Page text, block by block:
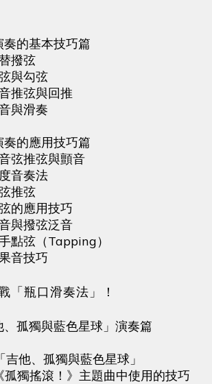
的基本技巧篇
撥弦
與勾弦
推弦與回推
與滑奏
的應用技巧篇
弦推弦與顫音
音奏法
推弦
的應用技巧
與撥弦泛音
點弦（Tapping）
音技巧
瓶口滑奏法」！
孤獨與藍色星球」演奏篇
他、孤獨與藍色星球」
獨搖滾！》主題曲中使用的技巧